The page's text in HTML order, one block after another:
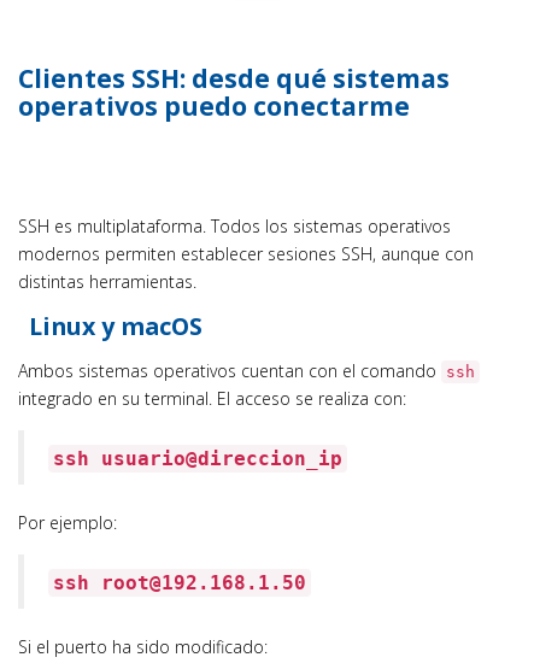
Clientes SSH: desde qué sistemas
operativos puedo conectarme
SSH es multiplataforma. Todos los sistemas operativos
modernos permiten establecer sesiones SSH, aunque con
distintas herramientas.
Linux y macOS
Ambos sistemas operativos cuentan con el comando ssh
integrado en su terminal. El acceso se realiza con:
ssh usuario@direccion_ip
Por ejemplo:
ssh root@192.168.1.50
Si el puerto ha sido modificado: